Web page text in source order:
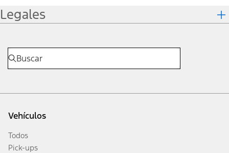
Legales
Vehículos
Todos
Pick-ups